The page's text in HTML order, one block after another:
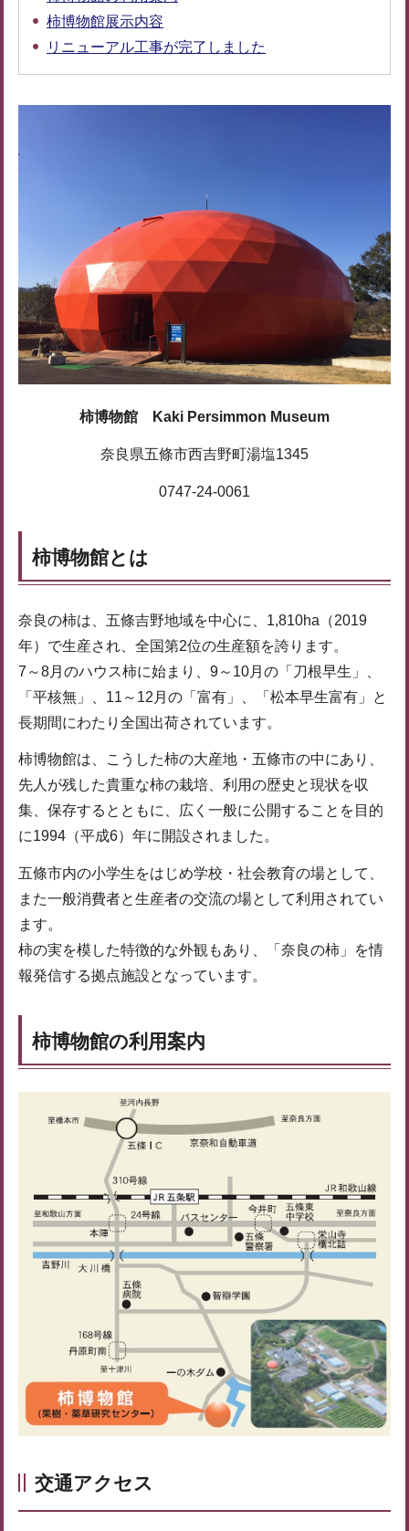
柿博物館展示内容
リニューアル工事が完了しました
柿博物館 Kaki Persimmon Museum
奈良県五條市西吉野町湯塩1345
0747-24-0061
柿博物館とは
奈良の柿は、五條吉野地域を中心に、1,810ha（2019
年）で生産され、全国第2位の生産額を誇ります。
7～8月のハウス柿に始まり、9～10月の「刀根早生」、
「平核無」、11～12月の「富有」、「松本早生富有」と
長期間にわたり全国出荷されています。
柿博物館は、こうした柿の大産地・五條市の中にあり、
先人が残した貴重な柿の栽培、利用の歴史と現状を収
集、保存するとともに、広く一般に公開することを目的
に1994（平成6）年に開設されました。
五條市内の小学生をはじめ学校・社会教育の場として、
また一般消費者と生産者の交流の場として利用されてい
ます。
柿の実を模した特徴的な外観もあり、「奈良の柿」を情
報発信する拠点施設となっています。
柿博物館の利用案内
交通アクセス